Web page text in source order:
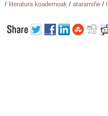
/ literatura koadernoak / ataramiñe /